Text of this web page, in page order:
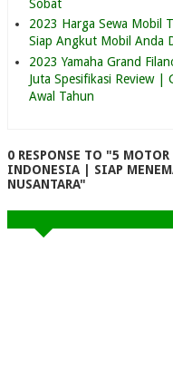
Sobat
2023 Harga Sewa Mobil
Siap Angkut Mobil Anda
2023 Yamaha Grand
Juta Spesifikasi Review |
Awal Tahun
0 RESPONSE TO "5
INDONESIA | SIAP
NUSANTARA"